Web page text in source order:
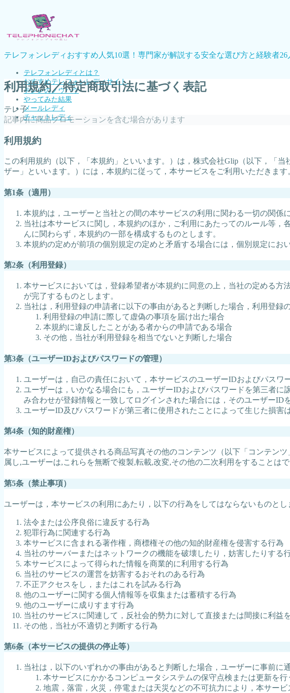
テレフォンレディおすすめ人気10選！専門家が解説する安全な選び方と経験者26
テレフォンレディとは？
おすすめテレフォンレディサイト
テレレのノウハウ
やってみた結果
メールレディ
チャットレディ
MENU
テレフォンレディとは？
おすすめテレフォンレディサイト
やってみた結果
チャットレディ
利用規約／特定商取引法に基づく表記
テレ子
記事内に商品プロモーションを含む場合があります
利用規約
この利用規約（以下，「本規約」といいます。）は，株式会社Glip（以下，「
ザー」といいます。）には，本規約に従って，本サービスをご利用いただきます
第1条（適用）
本規約は，ユーザーと当社との間の本サービスの利用に関わる一切の関係
当社は本サービスに関し，本規約のほか，ご利用にあたってのルール等
んに関わらず，本規約の一部を構成するものとします。
本規約の定めが前項の個別規定の定めと矛盾する場合には，個別規定にお
第2条（利用登録）
本サービスにおいては，登録希望者が本規約に同意の上，当社の定める
が完了するものとします。
当社は，利用登録の申請者に以下の事由があると判断した場合，利用登録
利用登録の申請に際して虚偽の事項を届け出た場合
本規約に違反したことがある者からの申請である場合
その他，当社が利用登録を相当でないと判断した場合
第3条（ユーザーIDおよびパスワードの管理）
ユーザーは，自己の責任において，本サービスのユーザーIDおよびパスワ
ユーザーは，いかなる場合にも，ユーザーIDおよびパスワードを第三者
み合わせが登録情報と一致してログインされた場合には，そのユーザーID
ユーザーID及びパスワードが第三者に使用されたことによって生じた損害
第4条（知的財産権）
本サービスによって提供される商品写真その他のコンテンツ（以下「コンテン
属し,ユーザーは,これらを無断で複製,転載,改変,その他の二次利用をすることはで
第5条（禁止事項）
ユーザーは，本サービスの利用にあたり，以下の行為をしてはならないものとし
法令または公序良俗に違反する行為
犯罪行為に関連する行為
本サービスに含まれる著作権，商標権その他の知的財産権を侵害する行為
当社のサーバーまたはネットワークの機能を破壊したり，妨害したりする
本サービスによって得られた情報を商業的に利用する行為
当社のサービスの運営を妨害するおそれのある行為
不正アクセスをし，またはこれを試みる行為
他のユーザーに関する個人情報等を収集または蓄積する行為
他のユーザーに成りすます行為
当社のサービスに関連して，反社会的勢力に対して直接または間接に利益
その他，当社が不適切と判断する行為
第6条（本サービスの提供の停止等）
当社は，以下のいずれかの事由があると判断した場合，ユーザーに事前に
本サービスにかかるコンピュータシステムの保守点検または更新を行
地震，落雷，火災，停電または天災などの不可抗力により，本サー